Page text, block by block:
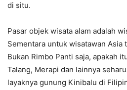
di situ.
Pasar objek wisata alam adalah
Sementara untuk wisatawan Asia
Bukan Rimbo Panti saja, apakah
Talang, Merapi dan lainnya
layaknya gunung Kinibalu di